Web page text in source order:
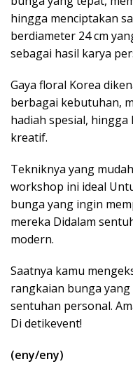
hingga menciptakan
berdiameter 24 cm
sebagai hasil karya
Gaya floral Korea
berbagai kebutuhan,
hadiah spesial,
kreatif.
Tekniknya yang
workshop ini ideal
bunga yang ingin
mereka Didalam
modern.
Saatnya kamu
rangkaian bunga
sentuhan personal.
Di detikevent!
(eny/eny)